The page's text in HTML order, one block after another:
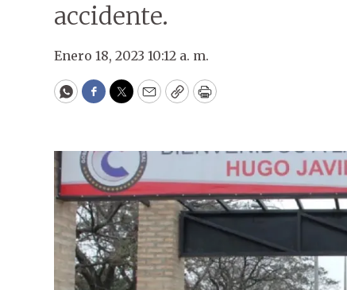
accidente.
Enero 18, 2023 10:12 a. m.
WhatsApp
Facebook
Twitter
EmailCopyPrint